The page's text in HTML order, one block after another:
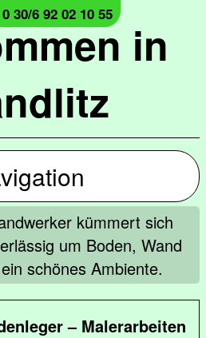
in
30/6 92 02 10 55
kümmert sich
um Boden, Wand
schönes Ambiente.
– Malerarbeiten